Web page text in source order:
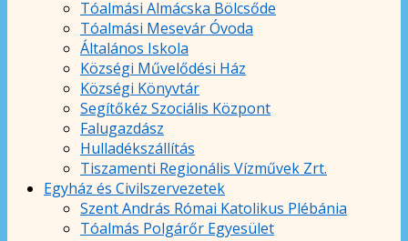
Tóalmási Almácska Bölcsőde
Tóalmási Mesevár Óvoda
Általános Iskola
Községi Művelődési Ház
Községi Könyvtár
Segítőkéz Szociális Központ
Falugazdász
Hulladékszállítás
Tiszamenti Regionális Vízművek Zrt.
Egyház és Civilszervezetek
Szent András Római Katolikus Plébánia
Tóalmás Polgárőr Egyesület